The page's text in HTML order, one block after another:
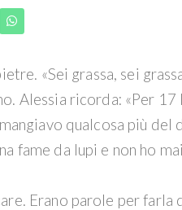
«Sei grassa, sei
Alessia ricorda: «Per
qualcosa più del
fame da lupi e non ho
Erano parole per